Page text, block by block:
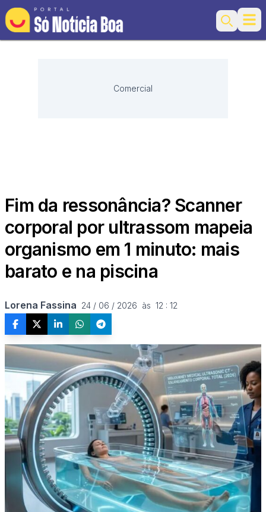
Search
Comercial
Fim da ressonância? Scanner
corporal por ultrassom mapeia
organismo em 1 minuto: mais
barato e na piscina
Lorena Fassina 24 / 06 / 2026  às  12 : 12